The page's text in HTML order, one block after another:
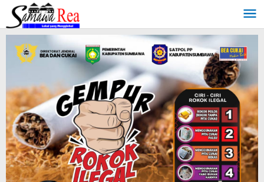
Lewati
konten